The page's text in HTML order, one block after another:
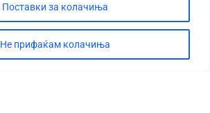
Поставки за колачиња
Не прифаќам колачиња